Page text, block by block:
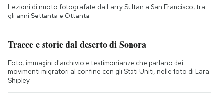
Lezioni di nuoto fotografate da Larry Sultan a San Francisco, tra
gli anni Settanta e Ottanta
Tracce e storie dal deserto di Sonora
Foto, immagini d'archivio e testimonianze che parlano dei
movimenti migratori al confine con gli Stati Uniti, nelle foto di Lara
Shipley